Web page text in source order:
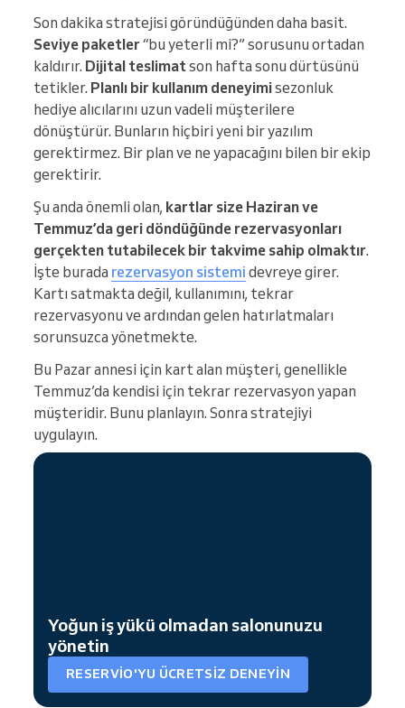
Son dakika stratejisi göründüğünden daha basit.
Seviye paketler“bu yeterli mi?” sorusunu ortadan
kaldırır. Dijital teslimat son hafta sonu dürtüsünü
tetikler. Planlı bir kullanım deneyimisezonluk
hediye alıcılarını uzun vadeli müşterilere
dönüştürür. Bunların hiçbiri yeni bir yazılım
gerektirmez. Bir plan ve ne yapacağını bilen bir ekip
gerektirir.
Şu anda önemli olan, kartlar size Haziran ve
Temmuz’da geri döndüğünde rezervasyonları
gerçekten tutabilecek bir takvime sahip olmaktır.
İşte burada rezervasyon sistemi devreye girer.
Kartı satmakta değil, kullanımını, tekrar
rezervasyonu ve ardından gelen hatırlatmaları
sorunsuzca yönetmekte.
Bu Pazar annesi için kart alan müşteri, genellikle
Temmuz’da kendisi için tekrar rezervasyon yapan
müşteridir. Bunu planlayın. Sonra stratejiyi
uygulayın.
Yoğun iş yükü olmadan salonunuzu
yönetin
RESERVIO'YU ÜCRETSIZ DENEYIN